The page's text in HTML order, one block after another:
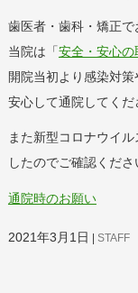
歯医者・歯科・矯正で
当院は「安全・安心の
開院当初より感染対
安心して通院してくだ
また新型コロナウイ
したのでご確認くださ
通院時のお願い
2021年3月1日 STAFF